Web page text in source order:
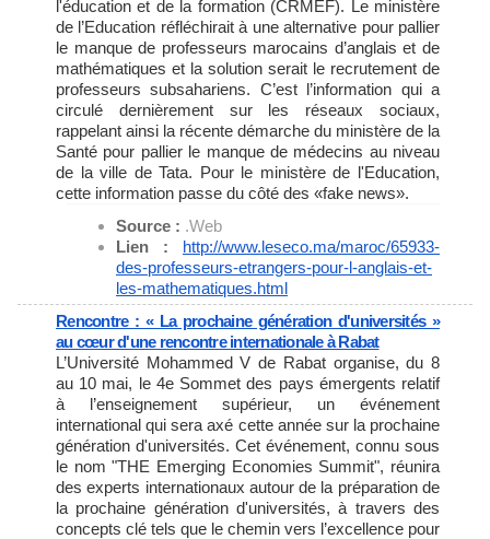
l'éducation et de la formation (CRMEF). Le ministère
de l’Education réfléchirait à une alternative pour pallier
le manque de professeurs marocains d’anglais et de
mathématiques et la solution serait le recrutement de
professeurs subsahariens. C’est l’information qui a
circulé dernièrement sur les réseaux sociaux,
rappelant ainsi la récente démarche du ministère de la
Santé pour pallier le manque de médecins au niveau
de la ville de Tata. Pour le ministère de l'Education,
cette information passe du côté des «fake news».
Source : .Web
Lien : http://www.leseco.ma/maroc/65933-
des-professeurs-etrangers-pour-l-anglais-et-
les-mathematiques.html
Rencontre : « La prochaine génération d'universités »
au cœur d'une rencontre internationale à Rabat
L’Université Mohammed V de Rabat organise, du 8
au 10 mai, le 4e Sommet des pays émergents relatif
à l’enseignement supérieur, un événement
international qui sera axé cette année sur la prochaine
génération d'universités. Cet événement, connu sous
le nom "THE Emerging Economies Summit", réunira
des experts internationaux autour de la préparation de
la prochaine génération d'universités, à travers des
concepts clé tels que le chemin vers l’excellence pour